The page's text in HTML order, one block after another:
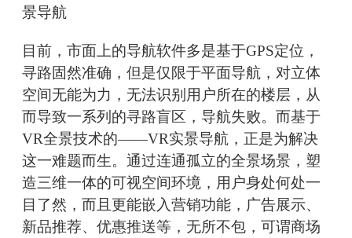
景导航
目前，市面上的导航软件多是基于GPS定位，
寻路固然准确，但是仅限于平面导航，对立体
空间无能为力，无法识别用户所在的楼层，从
而导致一系列的寻路盲区，导航失败。而基于
VR全景技术的——VR实景导航，正是为解决
这一难题而生。通过连通孤立的全景场景，塑
造三维一体的可视空间环境，用户身处何处一
目了然，而且更能嵌入营销功能，广告展示、
新品推荐、优惠推送等，无所不包，可谓商场